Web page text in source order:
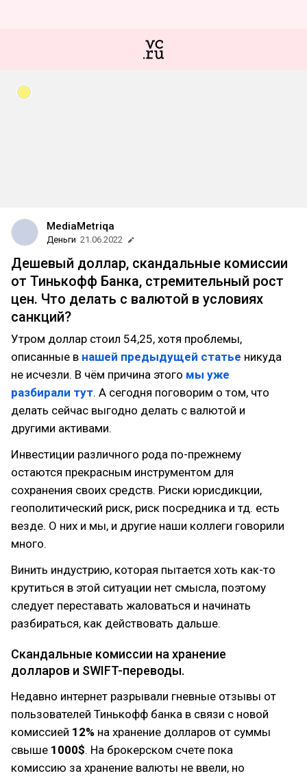
MediaMetriqa
Деньги 21.06.2022
Дешевый доллар, скандальные комиссии
от Тинькофф Банка, стремительный рост
цен. Что делать с валютой в условиях
санкций?
Утром доллар стоил 54,25, хотя проблемы,
описанные в нашей предыдущей статье никуда
не исчезли. В чём причина этого мы уже
разбирали тут. А сегодня поговорим о том, что
делать сейчас выгодно делать с валютой и
другими активами.
Инвестиции различного рода по-прежнему
остаются прекрасным инструментом для
сохранения своих средств. Риски юрисдикции,
геополитический риск, риск посредника и тд. есть
везде. О них и мы, и другие наши коллеги говорили
много.
Винить индустрию, которая пытается хоть как-то
крутиться в этой ситуации нет смысла, поэтому
следует переставать жаловаться и начинать
разбираться, как действовать дальше.
Скандальные комиссии на хранение
долларов и SWIFT-переводы.
Недавно интернет разрывали гневные отзывы от
пользователей Тинькофф банка в связи с новой
комиссией 12% на хранение долларов от суммы
свыше 1000$. На брокерском счете пока
комиссию за хранение валюты не ввели, но